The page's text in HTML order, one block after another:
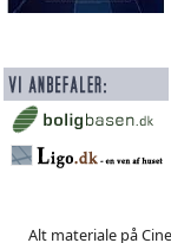
Alt materiale på